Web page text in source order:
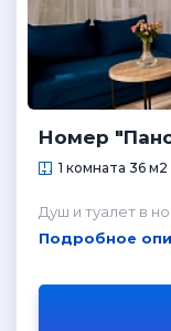
Номер
1 комната 36 м2
Душ и туалет в
Подробное